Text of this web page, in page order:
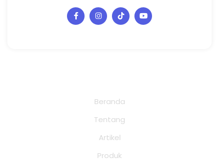
Beranda
Tentang
Artikel
Produk